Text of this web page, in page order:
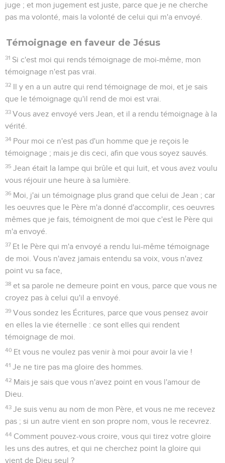
juge ; et mon jugement est juste, parce que je ne cherche
pas ma volonté, mais la volonté de celui qui m'a envoyé.
Témoignage en faveur de Jésus
31 Si c'est moi qui rends témoignage de moi-même, mon
témoignage n'est pas vrai.
32 Il y en a un autre qui rend témoignage de moi, et je sais
que le témoignage qu'il rend de moi est vrai.
33 Vous avez envoyé vers Jean, et il a rendu témoignage à la
vérité.
34 Pour moi ce n'est pas d'un homme que je reçois le
témoignage ; mais je dis ceci, afin que vous soyez sauvés.
35 Jean était la lampe qui brûle et qui luit, et vous avez voulu
vous réjouir une heure à sa lumière.
36 Moi, j'ai un témoignage plus grand que celui de Jean ; car
les oeuvres que le Père m'a donné d'accomplir, ces oeuvres
mêmes que je fais, témoignent de moi que c'est le Père qui
m'a envoyé.
37 Et le Père qui m'a envoyé a rendu lui-même témoignage
de moi. Vous n'avez jamais entendu sa voix, vous n'avez
point vu sa face,
38 et sa parole ne demeure point en vous, parce que vous ne
croyez pas à celui qu'il a envoyé.
39 Vous sondez les Écritures, parce que vous pensez avoir
en elles la vie éternelle : ce sont elles qui rendent
témoignage de moi.
40 Et vous ne voulez pas venir à moi pour avoir la vie !
41 Je ne tire pas ma gloire des hommes.
42 Mais je sais que vous n'avez point en vous l'amour de
Dieu.
43 Je suis venu au nom de mon Père, et vous ne me recevez
pas ; si un autre vient en son propre nom, vous le recevrez.
44 Comment pouvez-vous croire, vous qui tirez votre gloire
les uns des autres, et qui ne cherchez point la gloire qui
vient de Dieu seul ?